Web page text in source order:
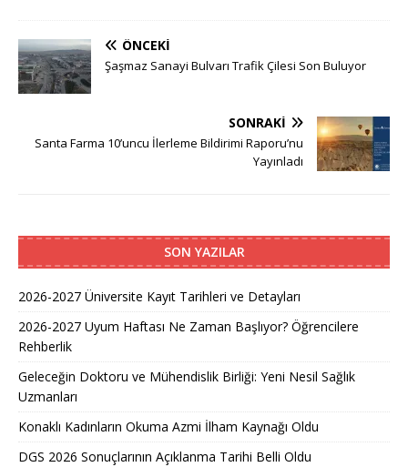
ÖNCEKI
Şaşmaz Sanayi Bulvarı Trafik Çilesi Son Buluyor
SONRAKI
Santa Farma 10’uncu İlerleme Bildirimi Raporu’nu
Yayınladı
SON YAZILAR
2026-2027 Üniversite Kayıt Tarihleri ve Detayları
2026-2027 Uyum Haftası Ne Zaman Başlıyor? Öğrencilere
Rehberlik
Geleceğin Doktoru ve Mühendislik Birliği: Yeni Nesil Sağlık
Uzmanları
Konaklı Kadınların Okuma Azmi İlham Kaynağı Oldu
DGS 2026 Sonuçlarının Açıklanma Tarihi Belli Oldu